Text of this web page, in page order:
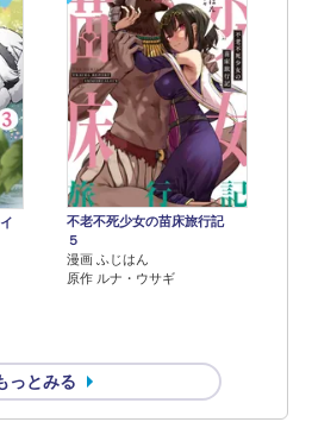
不老不死少女の苗床旅行記
５
漫画 ふじはん
原作 ルナ・ウサギ
っとみる